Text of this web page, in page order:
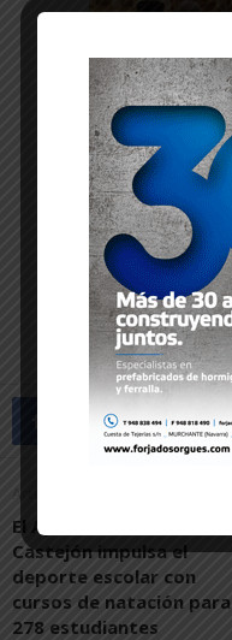
Artículo anterior
El Ayuntamiento de
Castejón impulsa el
deporte escolar con
cursos de natación para
278 estudiantes